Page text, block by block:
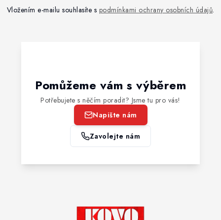
Vložením e-mailu souhlasíte s podmínkami ochrany osobních údajů.
Pomůžeme vám s výběrem
Potřebujete s něčím poradit? Jsme tu pro vás!
Napište nám
Zavolejte nám